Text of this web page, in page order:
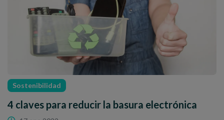
Sostenibilidad
4 claves para reducir la basura electrónica